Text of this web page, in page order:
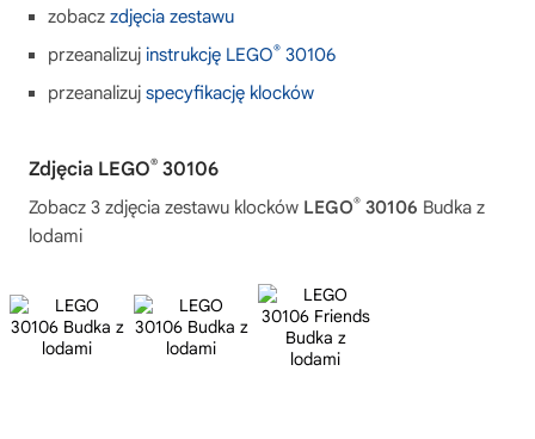
zobacz zdjęcia zestawu
przeanalizuj instrukcję LEGO® 30106
przeanalizuj specyfikację klocków
Zdjęcia LEGO® 30106
Zobacz 3 zdjęcia zestawu klocków LEGO® 30106 Budka z
lodami